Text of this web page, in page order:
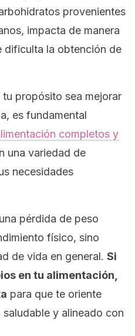
provenientes
impacta de manera
dificulta la obtención de
propósito sea mejorar
es fundamental
completos y
una variedad de
necesidades
pérdida de peso
físico, sino
de vida en general. Si
en tu alimentación,
para que te oriente
y alineado con